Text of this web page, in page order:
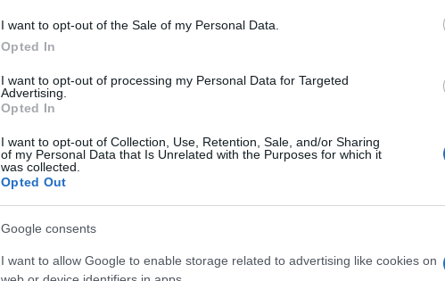
I want to opt-out of the Sale of my Personal Data.
Opted In
I want to opt-out of processing my Personal Data for Targeted
Advertising.
Opted In
I want to opt-out of Collection, Use, Retention, Sale, and/or Sharing
of my Personal Data that Is Unrelated with the Purposes for which it
was collected.
Opted Out
Google consents
I want to allow Google to enable storage related to advertising like cookies on